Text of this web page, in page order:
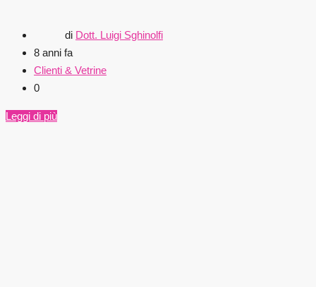
di Dott. Luigi Sghinolfi
8 anni fa
Clienti & Vetrine
0
Leggi di più